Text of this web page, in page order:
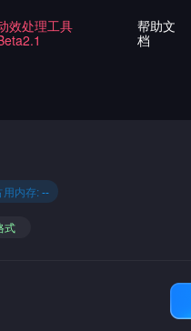
效处理工具
帮助文
档
用内存:--
式